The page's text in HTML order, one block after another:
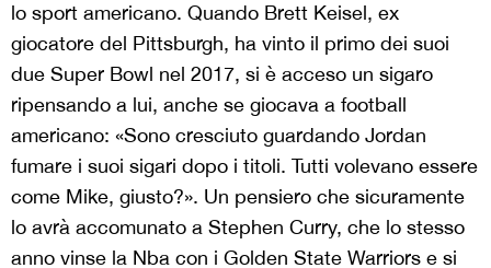
lo sport americano. Quando Brett Keisel, ex
giocatore del Pittsburgh, ha vinto il primo dei suoi
due Super Bowl nel 2017, si è acceso un sigaro
ripensando a lui, anche se giocava a football
americano: «Sono cresciuto guardando Jordan
fumare i suoi sigari dopo i titoli. Tutti volevano essere
come Mike, giusto?». Un pensiero che sicuramente
lo avrà accomunato a Stephen Curry, che lo stesso
anno vinse la Nba con i Golden State Warriors e si